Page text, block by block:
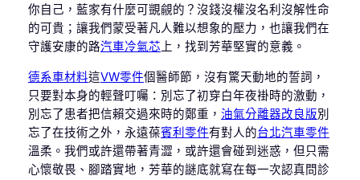
你自己，藍家有什麼可覬覦的？沒錢沒權沒名利沒解性命
的可貴；讓我們蒙受著凡人難以想象的壓力，也讓我們在
守護安康的路汽車冷氣芯 上，找到芳華堅實的意義。
德系車材料這VW零件個醫師節，沒有驚天動地的誓詞，
只要對本身的輕聲叮囑：別忘了初穿白年夜褂時的激動，
別忘了患者把信賴交過來時的鄭重， 油氣分離器改良版別
忘了在技術之外，永遠葆賓利零件有對人的台北汽車零件
溫柔。我們或許還帶著青澀，或許還會碰到迷惑，但只需
心懷敬畏、腳踏實地，芳華的謎底就寫在每一次認真問診